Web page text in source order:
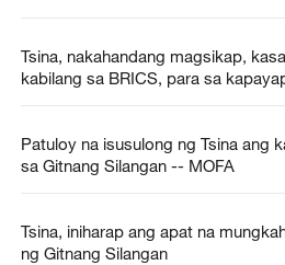
Tsina, nakahandang magsikap,
kabilang sa BRICS, para sa
Patuloy na isusulong ng Tsina ang
sa Gitnang Silangan -- MOFA
Tsina, iniharap ang apat na
ng Gitnang Silangan